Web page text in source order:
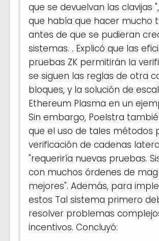
que se devuelvan las clavijas
que había que hacer mucho
antes de que se pudieran
sistemas. . Explicó que las
pruebas ZK permitirán la
se siguen las reglas de otra
bloques, y la solución de
Ethereum Plasma en un
Sin embargo, Poelstra
que el uso de tales métodos
verificación de cadenas
"requeriría nuevas pruebas.
con muchos órdenes de
mejores". Además, para
estos Tal sistema primero
resolver problemas
incentivos. Concluyó: